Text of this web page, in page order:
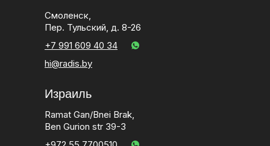
Израиль
Ramat Gan/Bnei Brak,
Ben Gurion str 39-3
Смоленск,
Пер. Тульский, д. 8-26
hi@radis.by
+7 991 609 40 34